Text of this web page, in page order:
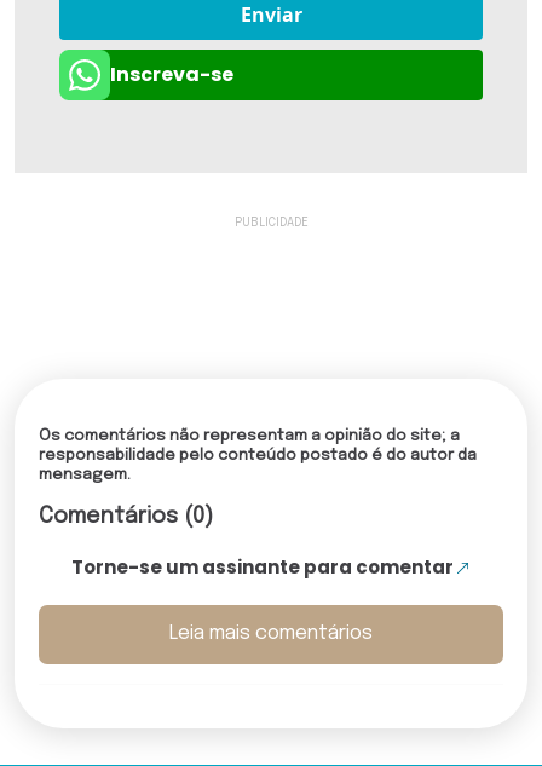
Enviar
Inscreva-se
Os comentários não representam a opinião do site; a
responsabilidade pelo conteúdo postado é do autor da
mensagem.
Comentários (0)
Torne-se um assinante para comentar
Leia mais comentários